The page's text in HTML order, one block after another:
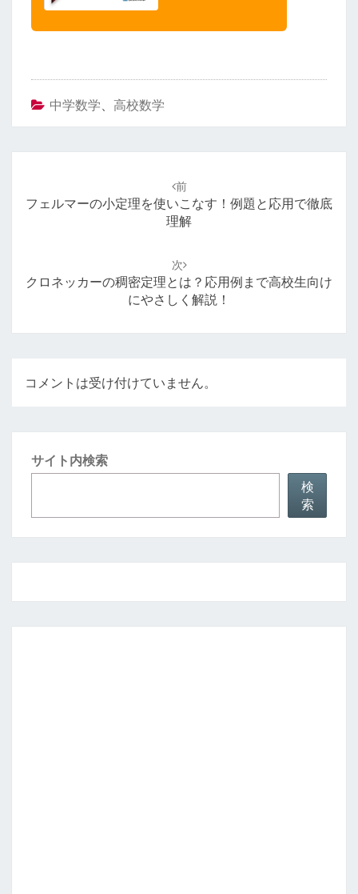
中学数学、 高校数学
ナ
シ
ョ
前
フェルマーの小定理を使いこなす！例題と応用で徹底
理解
次
クロネッカーの稠密定理とは？応用例まで高校生向け
にやさしく解説！
コメントは受け付けていません。
サイト内検索
検
索